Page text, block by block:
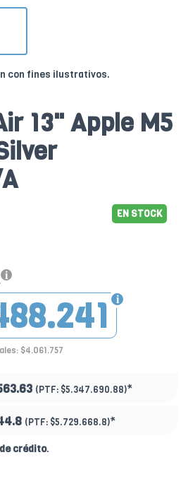
con fines ilustrativos.
13" Apple M5
EN STOCK
$4.061.757
(PTF: $5.347.690.88)*
(PTF: $5.729.668.8)*
crédito.